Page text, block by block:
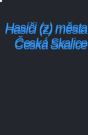
Hasiči (z) města
Česká Skalice
Hasiči (z) města
Česká Skalice